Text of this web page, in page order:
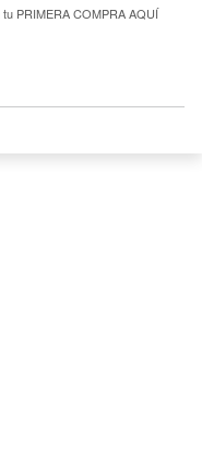
PRIMERA COMPRA AQUÍ